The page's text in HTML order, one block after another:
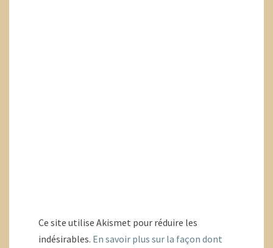
Ce site utilise Akismet pour réduire les
indésirables. En savoir plus sur la façon dont